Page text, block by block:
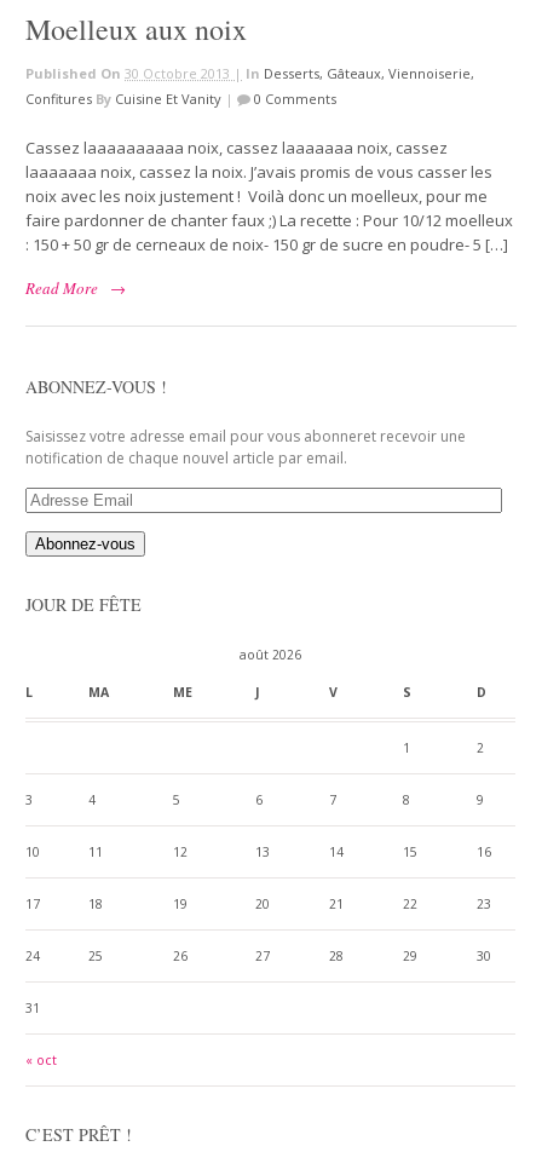
Moelleux aux noix
Published On30 Octobre 2013 | In Desserts, Gâteaux, Viennoiserie,
Confitures By Cuisine Et Vanity | 0 Comments
Cassez laaaaaaaaaa noix, cassez laaaaaaa noix, cassez
laaaaaaa noix, cassez la noix. J’avais promis de vous casser les
noix avec les noix justement ! Voilà donc un moelleux, pour me
faire pardonner de chanter faux ;) La recette : Pour 10/12 moelleux
: 150 + 50 gr de cerneaux de noix- 150 gr de sucre en poudre- 5 […]
Read More
→
ABONNEZ-VOUS !
Saisissez votre adresse email pour vous abonneret recevoir une
notification de chaque nouvel article par email.
Adresse
Email
JOUR DE FÊTE
août 2026
L MA ME J V S D
« oct
1 2
3 4 5 6 7 8 9
10 11 12 13 14 15 16
17 18 19 20 21 22 23
24 25 26 27 28 29 30
31
C’EST PRÊT !